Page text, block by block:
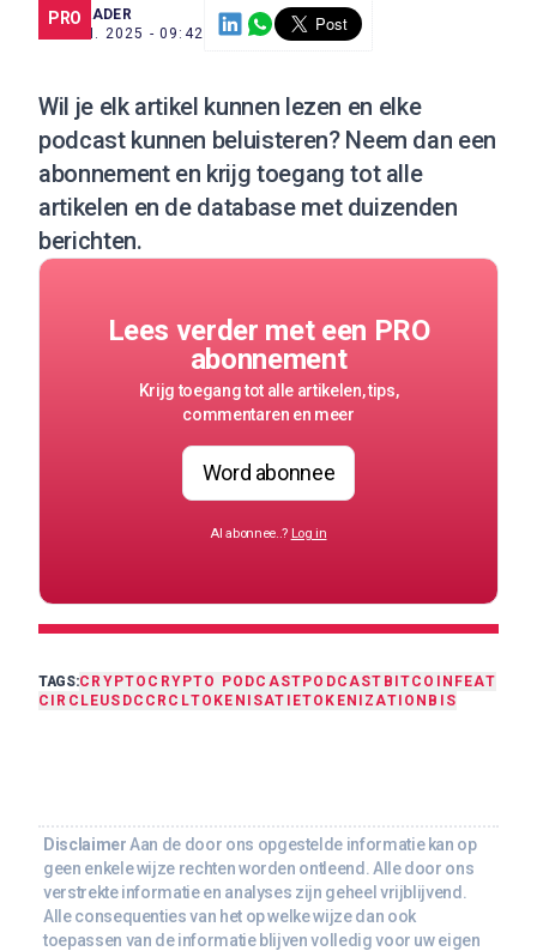
PRO
SCE TRADER
25 JUN. 2025 - 09:42
Wil je elk artikel kunnen lezen en elke
podcast kunnen beluisteren? Neem dan een
abonnementen krijg toegang tot alle
artikelen en de database met duizenden
berichten.
Lees verder met een PRO
abonnement
Krijg toegang tot alle artikelen, tips,
commentaren en meer
Word abonnee
Al abonnee..? Log in
TAGS:CRYPTO CRYPTO PODCAST PODCAST BITCOIN FEAT
CIRCLEUSDC CRCLTOKENISATIETOKENIZATION BIS
Disclaimer Aan de door ons opgestelde informatie kan op
geen enkele wijze rechten worden ontleend. Alle door ons
verstrekte informatie en analyses zijn geheel vrijblijvend.
Alle consequenties van het op welke wijze dan ook
toepassen van de informatie blijven volledig voor uw eigen